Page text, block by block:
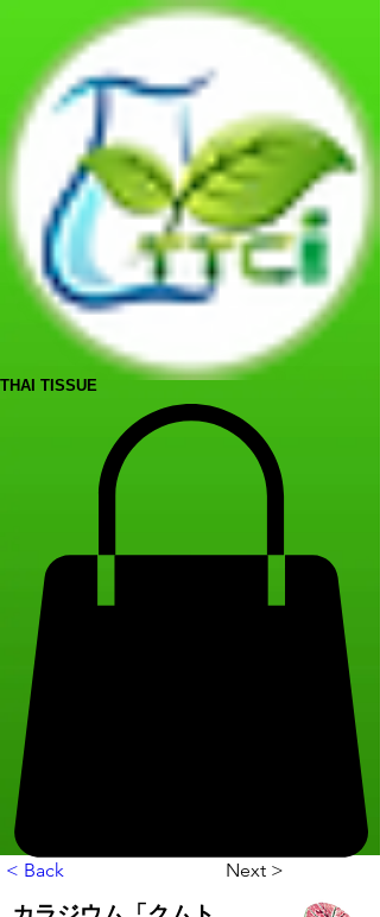
THAI TISSUE
< Back Next >